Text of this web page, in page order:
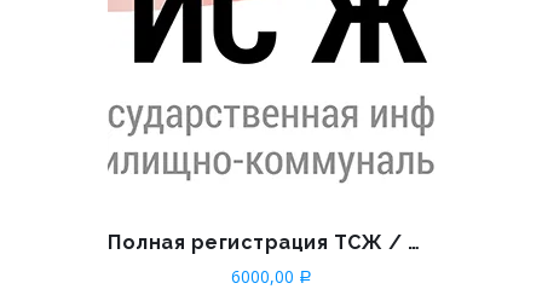
Полная регистрация ТСЖ / ЖСК в ГИС ЖКХ
6000,00 Р